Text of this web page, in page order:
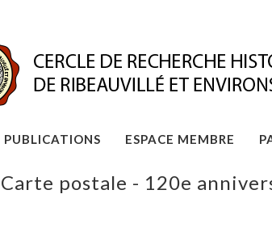
PUBLICATIONS ESPACE MEMBRE
Carte postale - 120e